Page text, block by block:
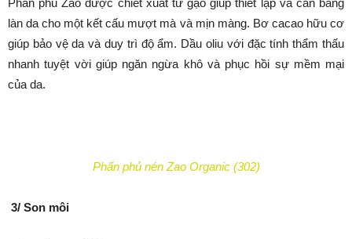
làn da cho một kết cấu mượt mà và mịn màng. Bơ cacao hữu cơ
giúp bảo vệ da và duy trì độ ẩm. Dầu oliu với đặc tính thẩm thấu
nhanh tuyệt vời giúp ngăn ngừa khô và phục hồi sự mềm mại
của da.
Phấn phủ nén Zao Organic (302)
3/ Son môi